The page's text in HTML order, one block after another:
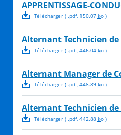
APPRENTISSAGE-
Télécharger( .pdf, 150.07 ko)
Alternant Technicien de
Télécharger( .pdf, 446.04 ko)
Alternant Manager de
Télécharger( .pdf, 448.89 ko)
Alternant Technicien de
Télécharger( .pdf, 442.88 ko)